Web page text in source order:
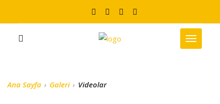
Ana Sayfa Galeri Videolar